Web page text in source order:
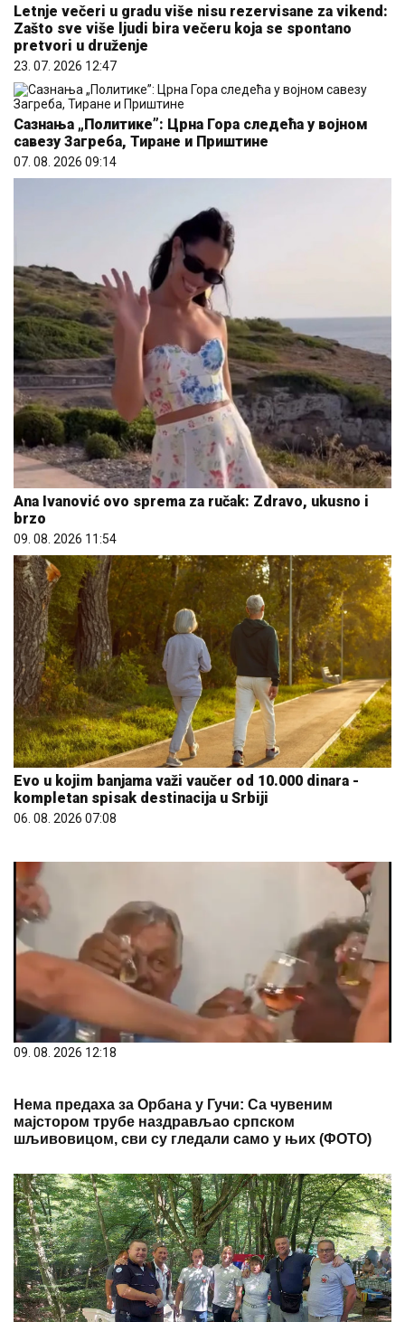
Letnje večeri u gradu više nisu rezervisane za vikend:
Zašto sve više ljudi bira večeru koja se spontano
pretvori u druženje
23. 07. 2026 12:47
Сазнања „Политике”: Црна Гора следећа у војном
савезу Загреба, Тиране и Приштине
07. 08. 2026 09:14
Ana Ivanović ovo sprema za ručak: Zdravo, ukusno i
brzo
09. 08. 2026 11:54
Evo u kojim banjama važi vaučer od 10.000 dinara -
kompletan spisak destinacija u Srbiji
06. 08. 2026 07:08
09. 08. 2026 12:18
Нема предаха за Орбана у Гучи: Са чувеним
мајстором трубе наздрављао српском
шљивовицом, сви су гледали само у њих (ФОТО)